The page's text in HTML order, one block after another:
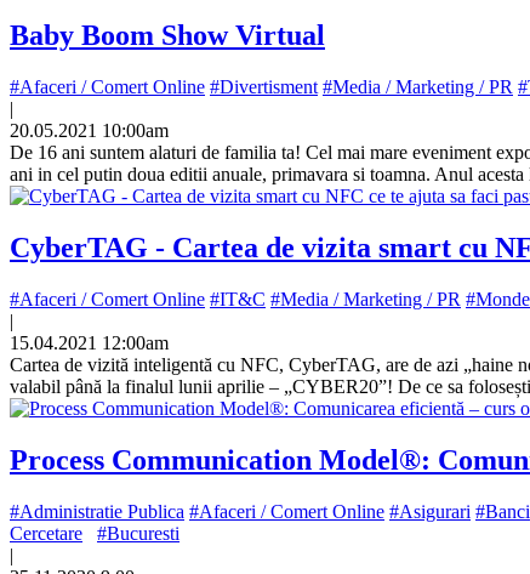
Baby Boom Show Virtual
#Afaceri / Comert Online #Divertisment #Media / Marketing / PR
|
20.05.2021 10:00am
De 16 ani suntem alaturi de familia ta! Cel mai mare eveniment
ani in cel putin doua editii anuale, primavara si toamna. Anul
CyberTAG - Cartea de vizita smart cu
#Afaceri / Comert Online #IT&C #Media / Marketing / PR
|
15.04.2021 12:00am
Cartea de vizită inteligentă cu NFC, CyberTAG, are de azi „haine
valabil până la finalul lunii aprilie – „CYBER20”! De ce sa
Process Communication Model®:
#Administratie Publica #Afaceri / Comert Online #Asigurari #Banci
Cercetare
#Bucuresti
|